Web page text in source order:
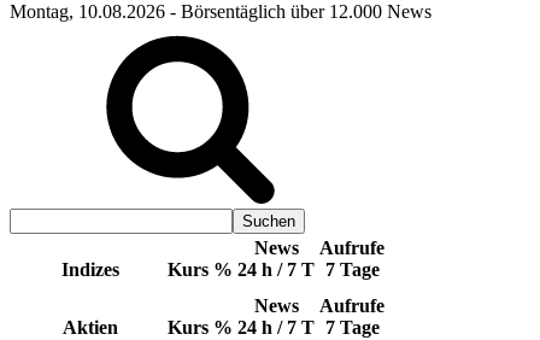
Montag, 10.08.2026 - Börsentäglich über 12.000 News
Indizes Kurs %
News
24 h / 7 T
Aufrufe
7 Tage
Aktien Kurs %
News
24 h / 7 T
Aufrufe
7 Tage